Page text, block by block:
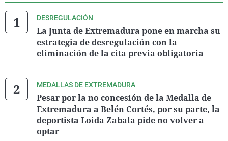
DESREGULACIÓN
La Junta de Extremadura pone en marcha su
estrategia de desregulación con la
eliminación de la cita previa obligatoria
MEDALLAS DE EXTREMADURA
Pesar por la no concesión de la Medalla de
Extremadura a Belén Cortés, por su parte, la
deportista Loida Zabala pide no volver a
optar